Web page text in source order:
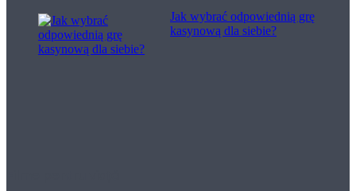
Jak wybrać odpowiednią grę
kasynową dla siebie?